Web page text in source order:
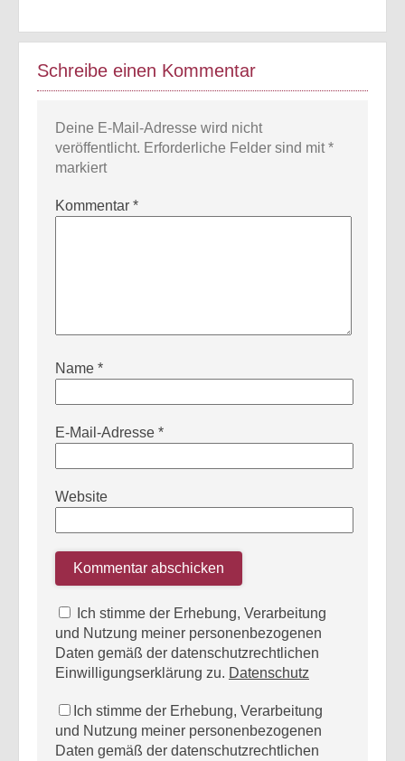
Schreibe einen Kommentar
Deine E-Mail-Adresse wird nicht
veröffentlicht. Erforderliche Felder sind mit*
markiert
Kommentar *
Name *
E-Mail-Adresse *
Website
Ich stimme der Erhebung, Verarbeitung
und Nutzung meiner personenbezogenen
Daten gemäß der datenschutzrechtlichen
Einwilligungserklärung zu. Datenschutz
Ich stimme der Erhebung, Verarbeitung
und Nutzung meiner personenbezogenen
Daten gemäß der datenschutzrechtlichen